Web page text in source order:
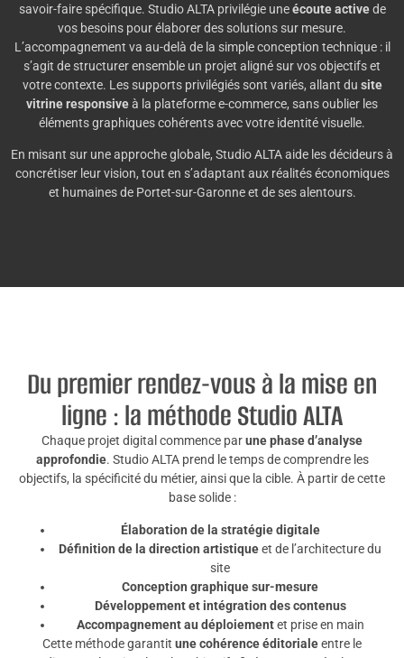
savoir-faire spécifique. Studio ALTA privilégie uneécoute activede
vos besoins pour élaborer des solutions sur mesure.
L’accompagnement va au-delà de la simple conception technique : il
s’agit de structurer ensemble un projet aligné sur vos objectifs et
votre contexte. Les supports privilégiés sont variés, allant du site
vitrine responsiveà la plateforme e-commerce, sans oublier les
éléments graphiques cohérents avec votre identité visuelle.
En misant sur une approche globale, Studio ALTA aide les décideurs à
concrétiser leur vision, tout en s’adaptant aux réalités économiques
et humaines de Portet-sur-Garonne et de ses alentours.
Du premier rendez-vous à la mise en
ligne : la méthode Studio ALTA
Chaque projet digital commence parune phase d’analyse
approfondie. Studio ALTA prend le temps de comprendre les
objectifs, la spécificité du métier, ainsi que la cible. À partir de cette
base solide :
Élaboration de la stratégie digitale
Définition de la direction artistiqueet de l’architecture du
site
Conception graphique sur-mesure
Développement et intégration des contenus
Accompagnement au déploiementet prise en main
Cette méthode garantit une cohérence éditorialeentre le